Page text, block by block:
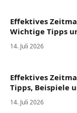
Effektives
Wichtige Tipps
14. Juli 2026
Effektives
Tipps, Beispiele
14. Juli 2026